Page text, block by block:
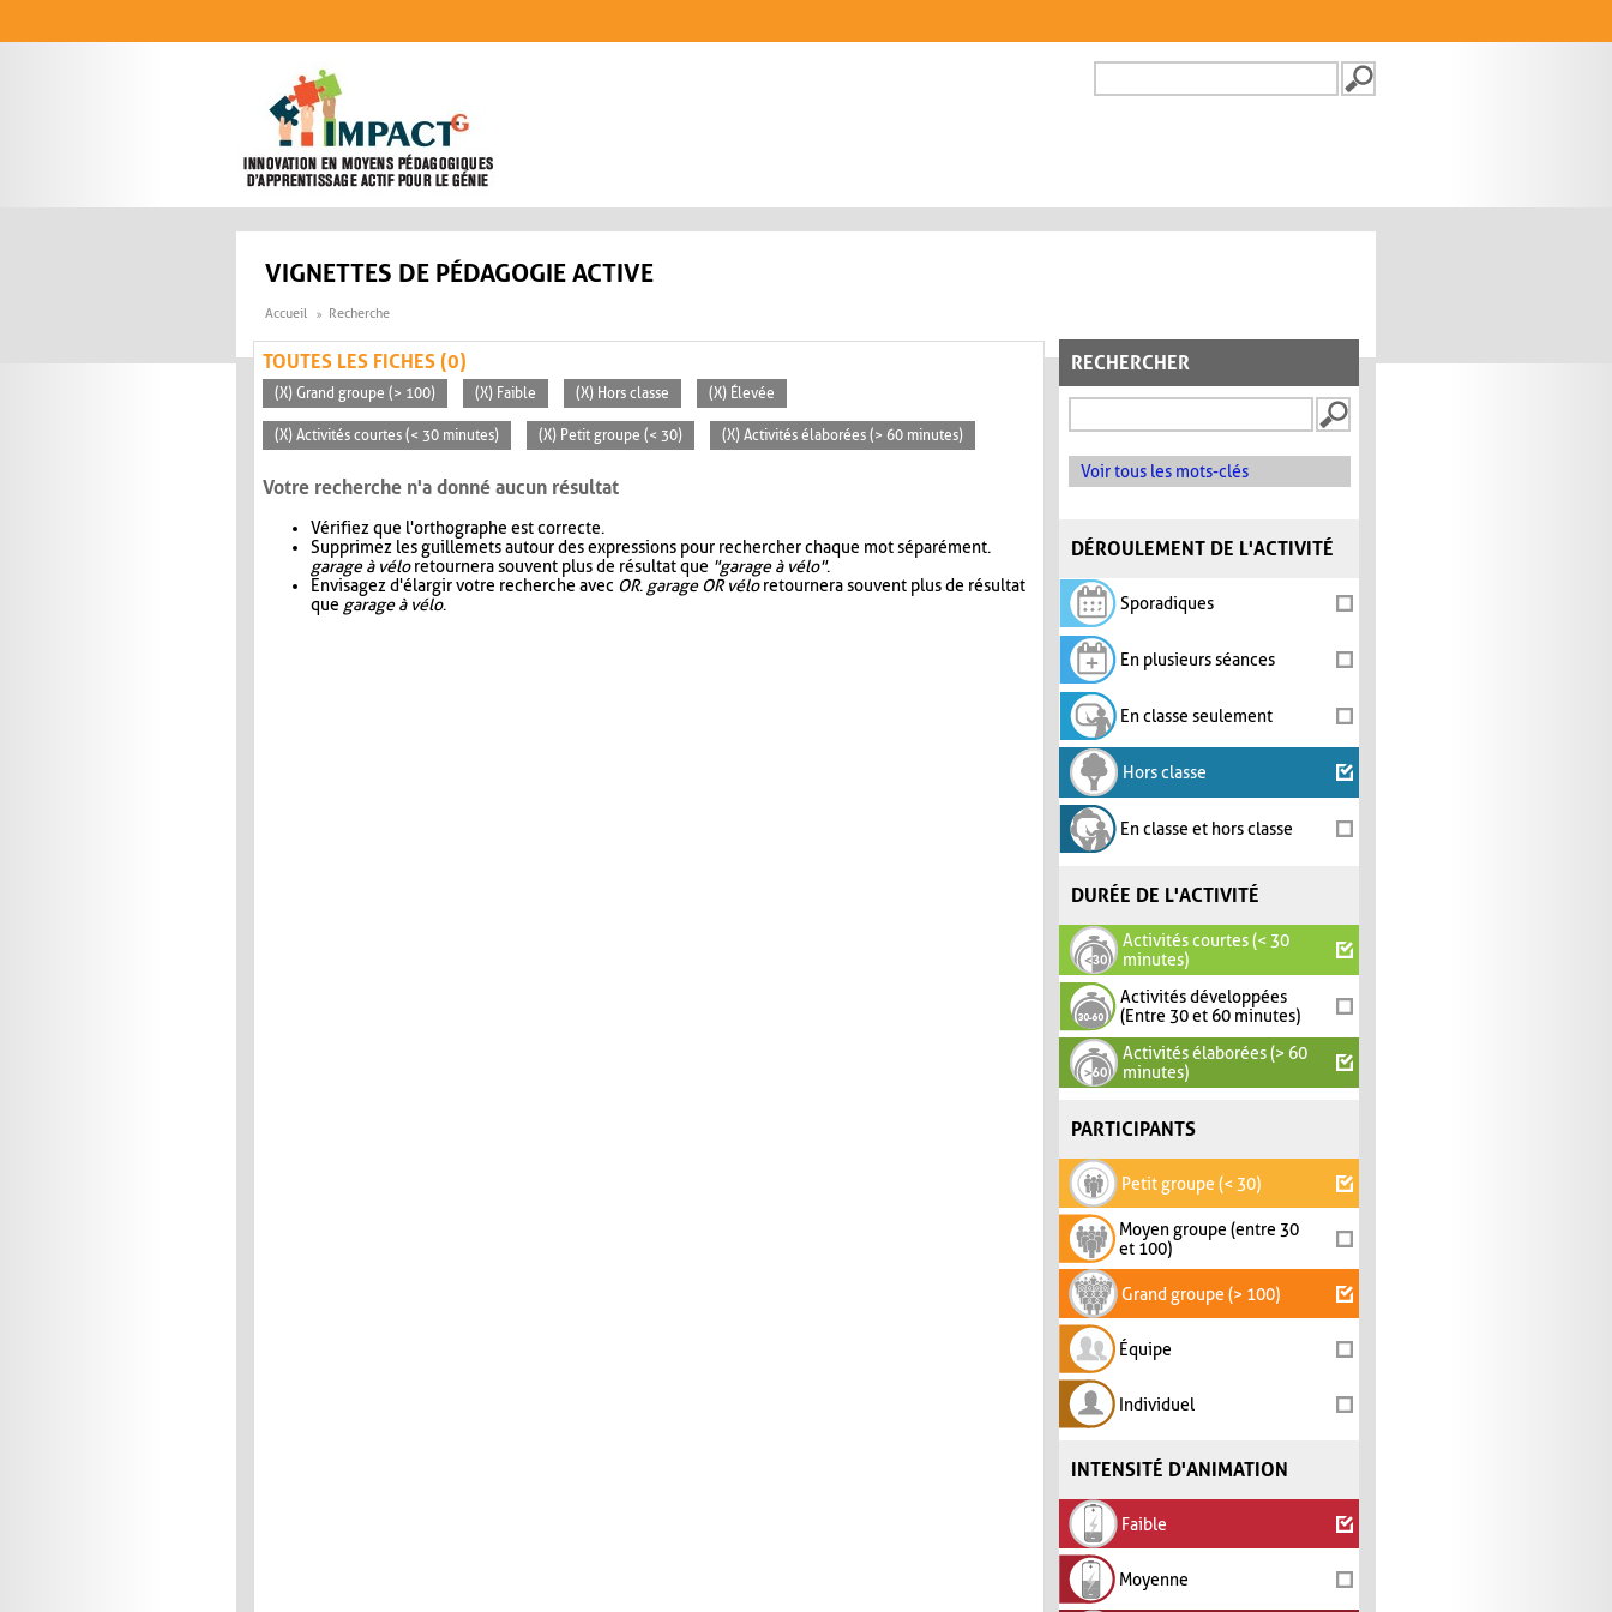
FORMULAIRE DE
VIGNETTES DE PÉDAGOGIE ACTIVE
Accueil Recherche
RECHERCHER
Voir tous les mots-clés
DÉROULEMENT DE L'ACTIVITÉ
Sporadiques
En plusieurs séances
En classe seulement
Hors classe
En classe et hors classe
DURÉE DE L'ACTIVITÉ
Activités courtes (< 30
minutes)
Activités développées
(Entre 30 et 60 minutes)
Activités élaborées (> 60
minutes)
PARTICIPANTS
Petit groupe (< 30)
Moyen groupe (entre 30
et 100)
Grand groupe (> 100)
Équipe
Individuel
INTENSITÉ D'ANIMATION
Faible
Moyenne
TOUTES LES FICHES (0)
(X) Grand groupe (> 100) (X) Faible (X) Hors classe (X) Élevée
(X) Activités courtes (< 30 minutes) (X) Petit groupe (< 30) (X) Activités élaborées (> 60 minutes)
Votre recherche n'a donné aucun résultat
Vérifiez que l'orthographe est correcte.
Supprimez les guillemets autour des expressions pour rechercher chaque mot séparément.
garage à véloretournera souvent plus de résultat que "garage à vélo".
Envisagez d'élargir votre recherche avec OR. garage OR véloretournera souvent plus de résultat
que garage à vélo.